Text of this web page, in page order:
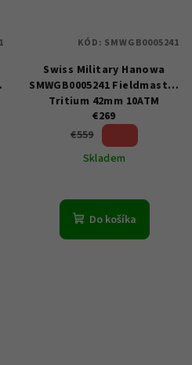
Swiss Military Hanowa
SMWGB0005241 Fieldmaster
Tritium 42mm 10ATM
€269
€559
Skladem
Do košíka
KÓD: SMWGB0005241